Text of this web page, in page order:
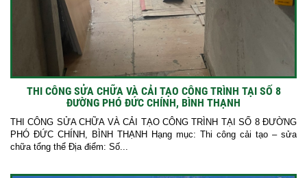
THI CÔNG SỬA CHỮA VÀ CẢI TẠO CÔNG TRÌNH TẠI SỐ 8
ĐƯỜNG PHÓ ĐỨC CHÍNH, BÌNH THẠNH
THI CÔNG SỬA CHỮA VÀ CẢI TẠO CÔNG TRÌNH TẠI SỐ 8 ĐƯỜNG
PHÓ ĐỨC CHÍNH, BÌNH THẠNH Hạng mục: Thi công cải tạo – sửa
chữa tổng thể Địa điểm: Số...